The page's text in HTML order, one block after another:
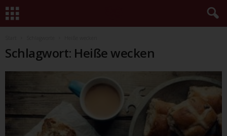
Schlagwort: Heiße wecken